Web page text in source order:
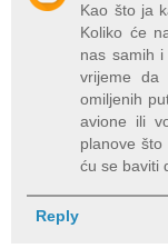
Kao što ja
Koliko će
nas samih
vrijeme
omiljenih
avione ili
planove
ću se baviti
Reply